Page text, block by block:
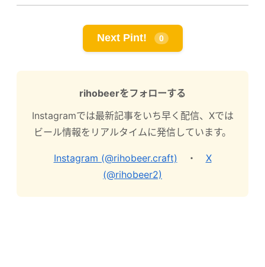
Next Pint! 0
rihobeerをフォローする
Instagramでは最新記事をいち早く配信、Xでは
ビール情報をリアルタイムに発信しています。
Instagram (@rihobeer.craft) ・ X
(@rihobeer2)